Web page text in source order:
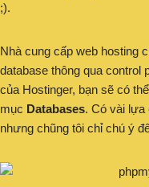
;).
Nhà cung cấp web hosting
database thông qua control
của Hostinger, bạn sẽ có
mục Databases. Có vài lựa
nhưng chũng tôi chỉ chú ý